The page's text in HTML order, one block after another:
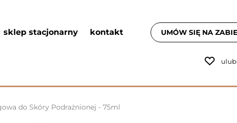
sklep stacjonarny kontakt UMÓW SIĘ NA
do Skóry Podrażnionej - 75ml